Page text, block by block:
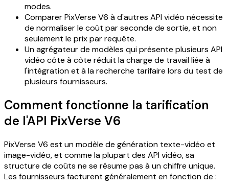
modes.
Comparer PixVerse V6 à d'autres API vidéo nécessite
de normaliser le coût par seconde de sortie, et non
seulement le prix par requête.
Un agrégateur de modèles qui présente plusieurs API
vidéo côte à côte réduit la charge de travail liée à
l'intégration et à la recherche tarifaire lors du test de
plusieurs fournisseurs.
Comment fonctionne la tarification
de l'API PixVerse V6
PixVerse V6 est un modèle de génération texte-vidéo et
image-vidéo, et comme la plupart des API vidéo, sa
structure de coûts ne se résume pas à un chiffre unique.
Les fournisseurs facturent généralement en fonction de :